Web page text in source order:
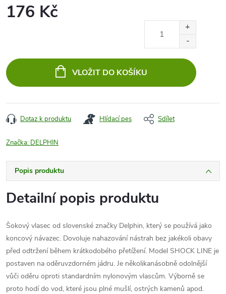
176 Kč
VLOŽIT DO KOŠÍKU
Dotaz k produktu Hlídací pes Sdílet
Značka: DELPHIN
Popis produktu
Detailní popis produktu
Šokový vlasec od slovenské značky Delphin, který se používá jako
koncový návazec. Dovoluje nahazování nástrah bez jakékoli obavy
před odtržení během krátkodobého přetížení. Model SHOCK LINE je
postaven na oděruvzdorném jádru. Je několikanásobně odolnější
vůči oděru oproti standardním nylonovým vlascům. Výborně se
proto hodí do vod, které jsou plné mušlí, ostrých kamenů apod.